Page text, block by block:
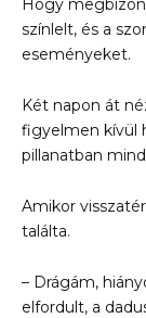
Hogy
színlelt, és a
eseményeket.
Két napon át
figyelmen kívül
pillanatban
Amikor
találta.
– Drágám,
elfordult, a